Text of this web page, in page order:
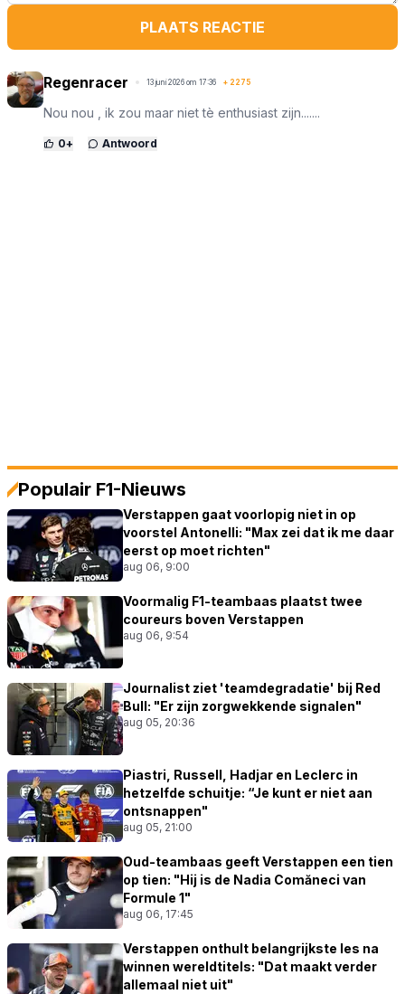
PLAATS REACTIE
Regenracer 13 juni 2026 om 17:36 + 2275
Nou nou , ik zou maar niet tè enthusiast zijn.......
0+ Antwoord
Populair F1-Nieuws
Verstappen gaat voorlopig niet in op
voorstel Antonelli: "Max zei dat ik me daar
eerst op moet richten"
aug 06, 9:00
Voormalig F1-teambaas plaatst twee
coureurs boven Verstappen
aug 06, 9:54
Journalist ziet 'teamdegradatie' bij Red
Bull: "Er zijn zorgwekkende signalen"
aug 05, 20:36
Piastri, Russell, Hadjar en Leclerc in
hetzelfde schuitje: “Je kunt er niet aan
ontsnappen"
aug 05, 21:00
Oud-teambaas geeft Verstappen een tien
op tien: "Hij is de Nadia Comăneci van
Formule 1"
aug 06, 17:45
Verstappen onthult belangrijkste les na
winnen wereldtitels: "Dat maakt verder
allemaal niet uit"